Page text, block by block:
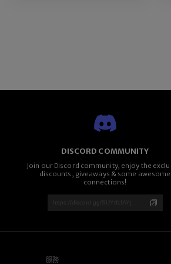
DISCORD COMMUNITY
Join our Discord community, enjoy the
discounts, giveaways & some awesome
connections!
服務